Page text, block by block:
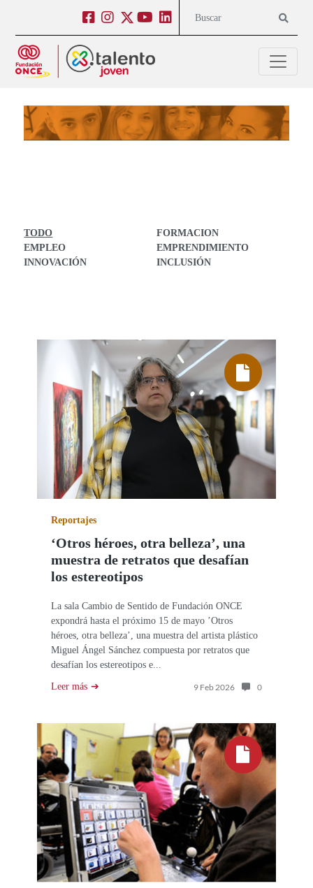
FacebookInstagram
TwitterYoutube
Buscar
TODO
FORMACION
EMPLEO
EMPRENDIMIENTO
INNOVACIÓN
INCLUSIÓN
Reportajes
‘Otros héroes, otra belleza’, una
muestra de retratos que desafían
los estereotipos
La sala Cambio de Sentido de Fundación ONCE
expondrá hasta el próximo 15 de mayo ’Otros
héroes, otra belleza’, una muestra del artista plástico
Miguel Ángel Sánchez compuesta por retratos que
desafían los estereotipos e...
Leer más 9 Feb 2026 Número de
0